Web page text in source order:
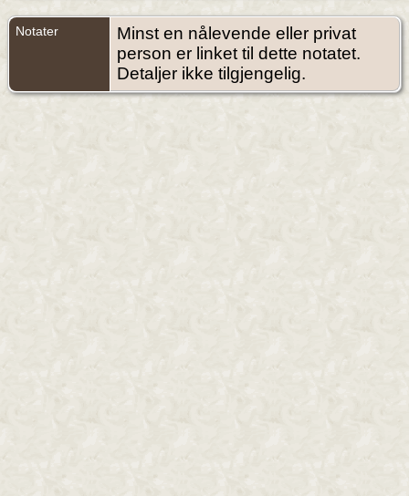
Notater
Minst en nålevende eller privat
person er linket til dette notatet.
Detaljer ikke tilgjengelig.